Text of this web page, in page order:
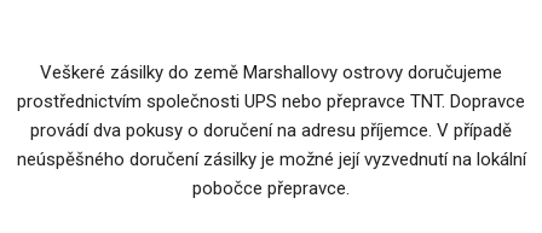
Veškeré zásilky do země Marshallovy ostrovy doručujeme
prostřednictvím společnosti UPS nebo přepravce TNT. Dopravce
provádí dva pokusy o doručení na adresu příjemce. V případě
neúspěšného doručení zásilky je možné její vyzvednutí na lokální
pobočce přepravce.